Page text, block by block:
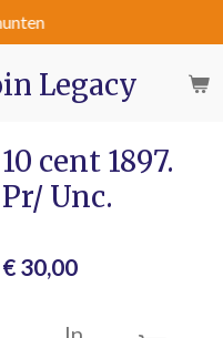
Legacy
10 cent 1897.
Pr/ Unc.
€ 30,00